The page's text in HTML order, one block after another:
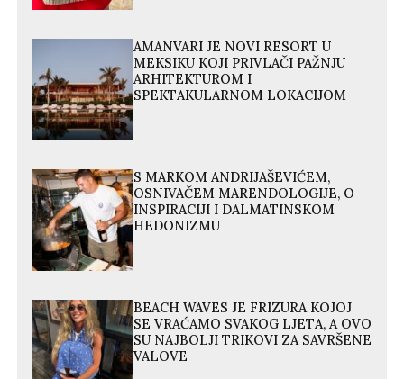
AMANVARI JE NOVI RESORT U
MEKSIKU KOJI PRIVLAČI PAŽNJU
ARHITEKTUROM I
SPEKTAKULARNOM LOKACIJOM
S MARKOM ANDRIJAŠEVIĆEM,
OSNIVAČEM MARENDOLOGIJE, O
INSPIRACIJI I DALMATINSKOM
HEDONIZMU
BEACH WAVES JE FRIZURA KOJOJ
SE VRAĆAMO SVAKOG LJETA, A OVO
SU NAJBOLJI TRIKOVI ZA SAVRŠENE
VALOVE